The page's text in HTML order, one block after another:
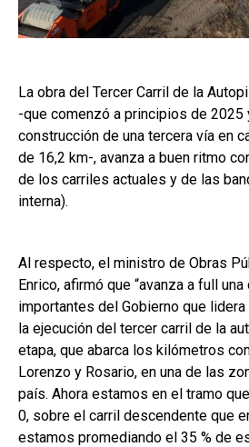
La obra del Tercer Carril de la
-que comenzó a principios de 2025
construcción de una tercera vía en
de 16,2 km-, avanza a buen ritmo
de los carriles actuales y de las
interna).
Al respecto, el ministro de Obras
Enrico, afirmó que “avanza a full
importantes del Gobierno que
la ejecución del tercer carril de la
etapa, que abarca los kilómetros
Lorenzo y Rosario, en una de las
país. Ahora estamos en el tramo
0, sobre el carril descendente que
estamos promediando el 35 % de